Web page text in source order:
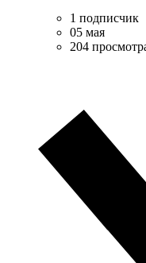
1 подписчик
05 мая
204